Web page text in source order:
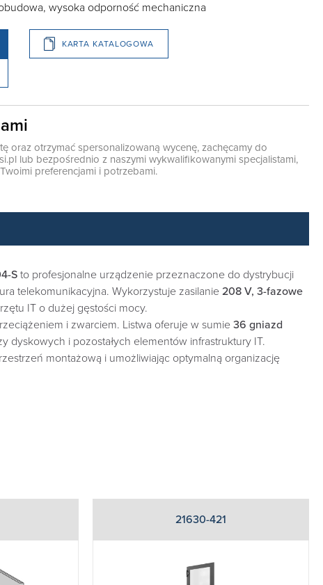
wysoka odporność mechaniczna
KARTA KATALOGOWA
oraz otrzymać spersonalizowaną wycenę, zachęcamy do
lub bezpośrednio z naszymi wykwalifikowanymi specjalistami,
preferencjami i potrzebami.
S to profesjonalne urządzenie przeznaczone do dystrybucji
telekomunikacyjna. Wykorzystuje zasilanie 208 V, 3-fazowe
IT o dużej gęstości mocy.
i zwarciem. Listwa oferuje w sumie36 gniazd
dyskowych i pozostałych elementów infrastruktury IT.
montażową i umożliwiając optymalną organizację
21630-421